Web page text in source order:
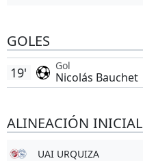
GOLES
Gol
Nicolás Bauchet
19'
ALINEACIÓN INICIAL
UAI URQUIZA